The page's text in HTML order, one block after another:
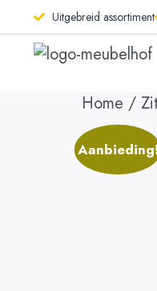
Uitgebreid assortiment
Home /
Aanbieding!